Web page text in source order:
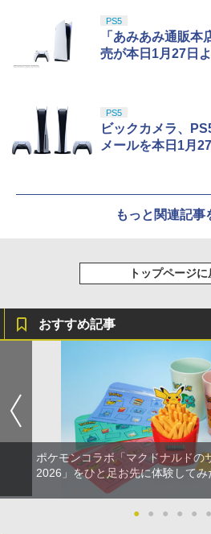
PS5
「あみあみ通販
売が本日1月27日
PS5
ビックカメラ、
メールを本日1月
もっと関連記事
トップページに
おすすめ記事
ポケモンコラボ「マクドナルドの
2026」をひと足お先に体験してみ
● ● ● ● ● ●